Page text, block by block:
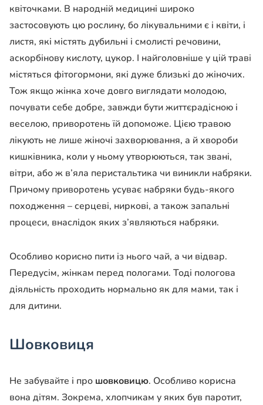
квіточками. В народній медицині широко
застосовують цю рослину, бо лікувальними є і квіти, і
листя, які містять дубильні і смолисті речовини,
аскорбінову кислоту, цукор. І найголовніше у цій траві
містяться фітогормони, які дуже близькі до жіночих.
Тож якщо жінка хоче довго виглядати молодою,
почувати себе добре, завжди бути життєрадісною і
веселою, приворотень їй допоможе. Цією травою
лікують не лише жіночі захворювання, а й хвороби
кишківника, коли у ньому утворюються, так звані,
вітри, або ж в’яла перистальтика чи виникли набряки.
Причому приворотень усуває набряки будь-якого
походження – серцеві, ниркові, а також запальні
процеси, внаслідок яких з’являються набряки.
Особливо корисно пити із нього чай, а чи відвар.
Передусім, жінкам перед пологами. Тоді пологова
діяльність проходить нормально як для мами, так і
для дитини.
Шовковиця
Не забувайте і про шовковицю. Особливо корисна
вона дітям. Зокрема, хлопчикам у яких був паротит,